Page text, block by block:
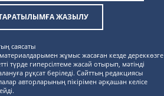
ЖАЗЫЛУ
саясаты
жұмыс жасаған кезде дереккөзге
түрде гиперсілтеме жасай отырып, мәтінді
рұқсат беріледі. Сайттың редакциясы
авторларының пікірімен әрқашан келісе